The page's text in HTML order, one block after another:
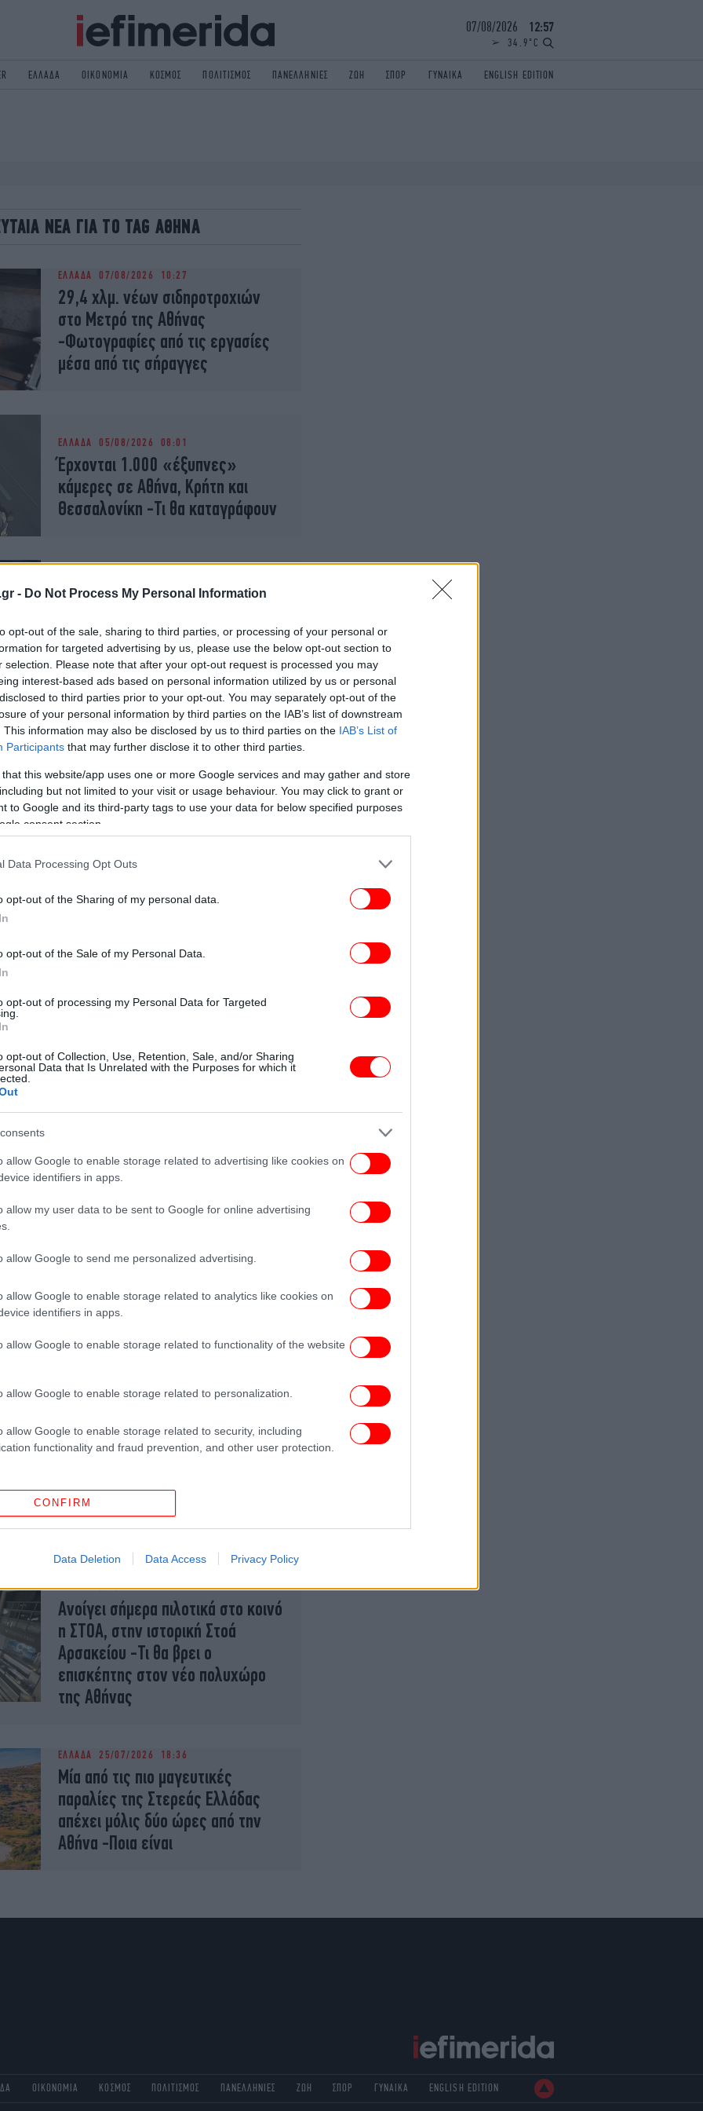
- Do Not Process My Personal Information
opt-out of the sale, sharing to third parties, or processing of your personal or
for targeted advertising by us, please use the below opt-out section to
selection. Please note that after your opt-out request is processed you may
interest-based ads based on personal information utilized by us or personal
to third parties prior to your opt-out. You may separately opt-out of the
of your personal information by third parties on the IAB’s list of downstream
This information may also be disclosed by us to third parties on the IAB’s List of
Participants that may further disclose it to other third parties.
that this website/app uses one or more Google services and may gather and store
but not limited to your visit or usage behaviour. You may click to grant or
to Google and its third-party tags to use your data for below specified purposes
consent section.
Data Processing Opt Outs
opt-out of the Sharing of my personal data.
opt-out of the Sale of my Personal Data.
opt-out of processing my Personal Data for Targeted
opt-out of Collection, Use, Retention, Sale, and/or Sharing
Data that Is Unrelated with the Purposes for which it
allow Google to enable storage related to advertising like cookies on
identifiers in apps.
allow my user data to be sent to Google for online advertising
allow Google to send me personalized advertising.
allow Google to enable storage related to analytics like cookies on
identifiers in apps.
allow Google to enable storage related to functionality of the website
allow Google to enable storage related to personalization.
allow Google to enable storage related to security, including
functionality and fraud prevention, and other user protection.
CONFIRM
Data Deletion Data Access Privacy Policy
07/08/2026 12:57
34.9°C
ΕΛΛΑΔΑ ΟΙΚΟΝΟΜΙΑ ΚΟΣΜΟΣ ΠΟΛΙΤΙΣΜΟΣ ΠΑΝΕΛΛΗΝΙΕΣ ΖΩΗ ΣΠΟΡ ΓΥΝΑΙΚΑ ENGLISH EDITION
PODCAST
MEDIA
ΝΕΑ ΓΙΑ ΤΟ TAG ΑΘΗΝΑ
ΕΛΛΑΔΑ 07/08/2026 10:27
29,4 χλμ. νέων σιδηροτροχιών
στο Μετρό της Αθήνας
-Φωτογραφίες από τις εργασίες
μέσα από τις σήραγγες
ΕΛΛΑΔΑ 05/08/2026 08:01
Έρχονται 1.000 «έξυπνες»
κάμερες σε Αθήνα, Κρήτη και
Θεσσαλονίκη -Τι θα καταγράφουν
ΓΥΝΑΙΚΑ 02/08/2026 21:00
για φαγητό τον Αύγουστο -5
διευθύνσεις κάτω από τα δέντρα
ΓΥΝΑΙΚΑ 01/08/2026 15:47
Οι 5 διευθύνσεις που δίνουν
ραντεβού οι Αθηναίοι για ποτό
αυτό το καλοκαίρι
γαλλικό προξενείο στο κέντρο της
[εικόνες]
ΕΛΛΑΔΑ 30/07/2026 15:40
Κύπρου εξασφάλισε άδεια ίδρυσης
και λειτουργίας Παραρτήματος
3 αυθεντικά έθνικ μαγαζιά στην
ιαπωνικά και περουβιανά πιάτα
ΕΛΛΑΔΑ 28/07/2026 08:46
ΟΙΚΟΝΟΜΙΑ 27/07/2026 21:32
Ευρώπη -Οι πρωτεύουσες με τα
φθηνότερα και τα χαμηλότερα
ενοίκια, οι τιμές στην Αθήνα
ΠΟΛΗ 27/07/2026 11:37
Ανοίγει σήμερα πιλοτικά στο κοινό
η ΣΤΟΑ, στην ιστορική Στοά
Αρσακείου -Τι θα βρει ο
επισκέπτης στον νέο πολυχώρο
της Αθήνας
ΕΛΛΑΔΑ 25/07/2026 18:36
Μία από τις πιο μαγευτικές
παραλίες της Στερεάς Ελλάδας
απέχει μόλις δύο ώρες από την
Αθήνα -Ποια είναι
ΟΙΚΟΝΟΜΙΑ ΚΟΣΜΟΣ ΠΟΛΙΤΙΣΜΟΣ ΠΑΝΕΛΛΗΝΙΕΣ ΖΩΗ ΣΠΟΡ ΓΥΝΑΙΚΑ ENGLISH EDITION